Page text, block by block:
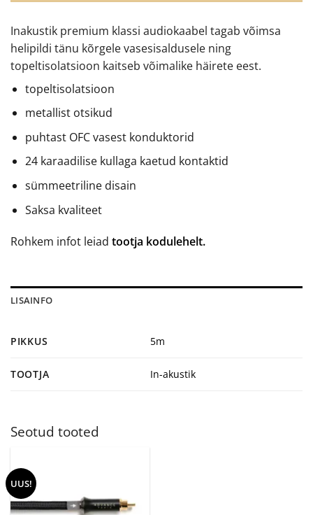
Inakustik premium klassi audiokaabel tagab võimsa
helipildi tänu kõrgele vasesisaldusele ning
topeltisolatsioon kaitseb võimalike häirete eest.
topeltisolatsioon
metallist otsikud
puhtast OFC vasest konduktorid
24 karaadilise kullaga kaetud kontaktid
sümmeetriline disain
Saksa kvaliteet
Rohkem infot leiad tootja kodulehelt.
LISAINFO
PIKKUS 5m
TOOTJA In-akustik
Seotud tooted
UUS!